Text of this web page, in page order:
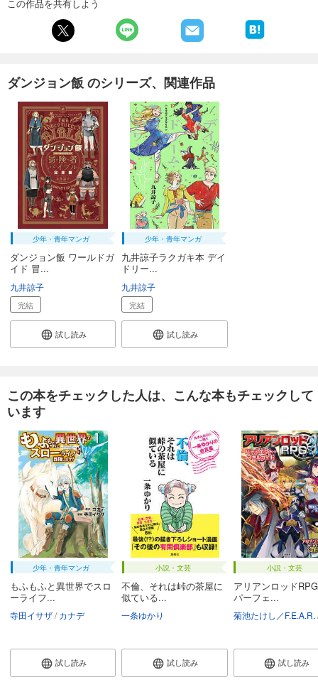
この作品を共有しよう
ダンジョン飯 のシリーズ、関連作品
少年・青年マンガ
ダンジョン飯 ワールドガ
イド 冒...
九井諒子
完結
試し読み
少年・青年マンガ
九井諒子ラクガキ本 デイ
ドリー...
九井諒子
完結
試し読み
この本をチェックした人は、こんな本もチェックして
います
少年・青年マンガ
もふもふと異世界でスロ
ーライフ...
寺田イサザ カナデ
試し読み
小説・文芸
不倫、それは峠の茶屋に
似ている...
一条ゆかり
試し読み
小説・文芸
アリアンロッド
パーフェ...
菊池たけし／F.E.A.R.
試し読み